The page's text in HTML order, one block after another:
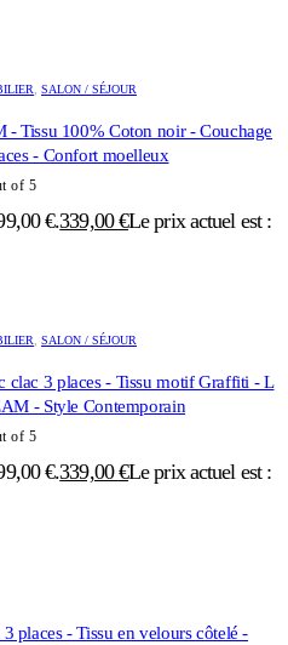
SALON / SÉJOUR
Tissu 100% Coton noir - Couchage
- Confort moelleux
of 5
€.339,00€Le prix actuel est :
SALON / SÉJOUR
clac 3 places - Tissu motif Graffiti - L
- Style Contemporain
of 5
€.339,00€Le prix actuel est :
places - Tissu en velours côtelé -